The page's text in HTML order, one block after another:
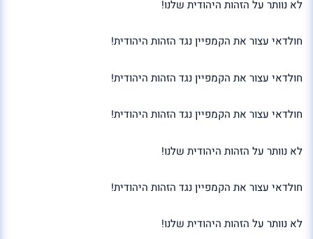
לא נוותר על הזהות היהודית שלנו!
חולדאי עצור את הקמפיין נגד הזהות היהודית!
חולדאי עצור את הקמפיין נגד הזהות היהודית!
חולדאי עצור את הקמפיין נגד הזהות היהודית!
לא נוותר על הזהות היהודית שלנו!
חולדאי עצור את הקמפיין נגד הזהות היהודית!
לא נוותר על הזהות היהודית שלנו!